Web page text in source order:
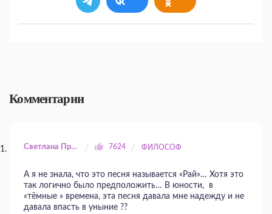
Комментарии
Светлана Прилуцкая 7624 ФИЛОСОФ
А я не знала, что это песня называется «Рай»… Хотя это
так логично было предположить… В юности, в
«тёмные » времена, эта песня давала мне надежду и не
давала впасть в уныние ??